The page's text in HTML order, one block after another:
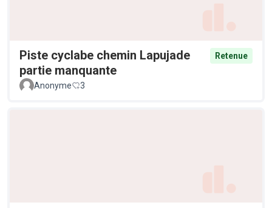
Piste cyclabe chemin Lapujade
partie manquante
Retenue
Anonyme 3